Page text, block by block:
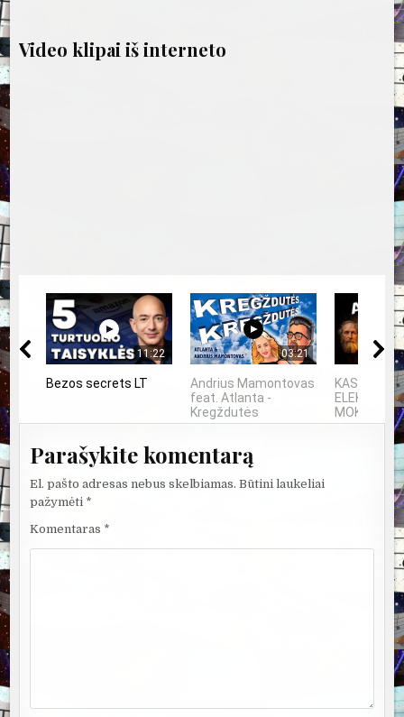
Video klipai iš interneto
11:22
Bezos secrets LT
03:21
Andrius Mamontovas
feat. Atlanta -
Kregždutės
KAS
ELEKTRĄ?
Parašykite komentarą
El. pašto adresas nebus skelbiamas. Būtini laukeliai
pažymėti *
Komentaras *